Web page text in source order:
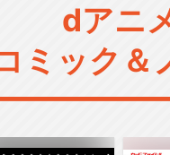
dアニ
ミック＆